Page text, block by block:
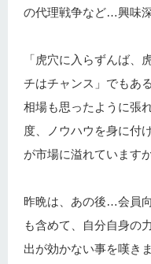
の代理戦争など…興味深
「虎穴に入らずんば、
チはチャンス」でもあ
相場も思ったように張
度、ノウハウを身に付
が市場に溢れています
昨晩は、あの後…会員
も含めて、自分自身の
出が効かない事を嘆き